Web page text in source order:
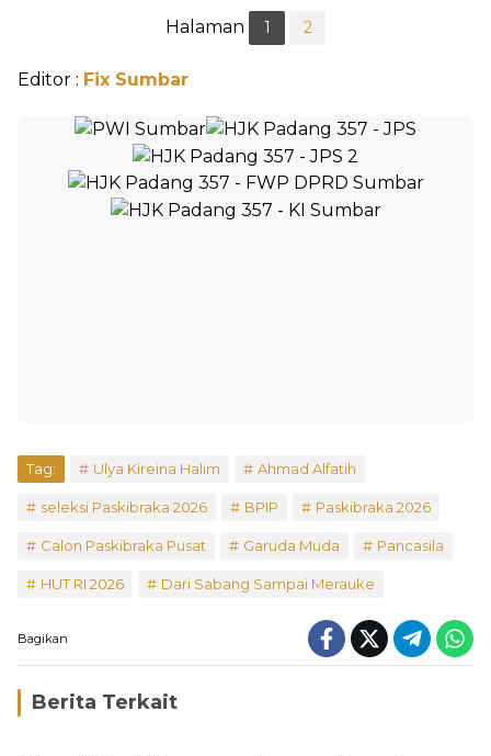
Halaman 1 2
Editor : Fix Sumbar
Tag: Ulya Kireina Halim Ahmad Alfatih
seleksi Paskibraka 2026 BPIP Paskibraka 2026
Calon Paskibraka Pusat Garuda Muda Pancasila
HUT RI 2026 Dari Sabang Sampai Merauke
Bagikan
Berita Terkait